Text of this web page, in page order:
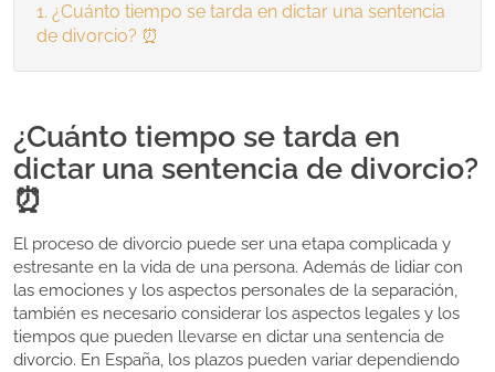
¿Cuánto tiempo se tarda en dictar una sentencia
de divorcio? ⏰
¿Cuánto tiempo se tarda en
dictar una sentencia de divorcio?
⏰
El proceso de divorcio puede ser una etapa complicada y
estresante en la vida de una persona. Además de lidiar con
las emociones y los aspectos personales de la separación,
también es necesario considerar los aspectos legales y los
tiempos que pueden llevarse en dictar una sentencia de
divorcio. En España, los plazos pueden variar dependiendo